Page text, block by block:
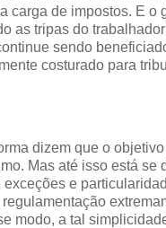
carga de impostos. E o
as tripas do
sendo
costurado para
dizem que o
Mas até isso está se
e
modo, a tal